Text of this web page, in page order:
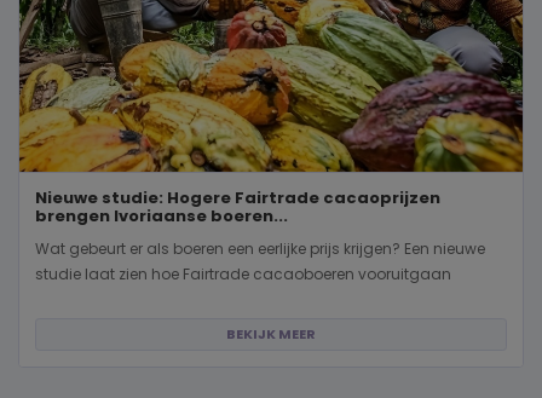
Nieuwe studie: Hogere Fairtrade cacaoprijzen
brengen Ivoriaanse boeren...
Wat gebeurt er als boeren een eerlijke prijs krijgen? Een nieuwe
studie laat zien hoe Fairtrade cacaoboeren vooruitgaan
BEKIJK MEER